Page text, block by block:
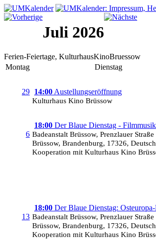
Juli 2026
Ferien-Feiertage, KulturhausKinoBruessow
Montag
Dienstag
29 14:00 Austellungseröffnung
Kulturhaus Kino Brüssow
6
18:00 Der Blaue Dienstag - Filmmusik
Badeanstalt Brüssow, Prenzlauer Straße
Brüssow, Brandenburg, 17326,
Kooperation mit Kulturhaus Kino
13
18:00 Der Blaue Dienstag:
Badeanstalt Brüssow, Prenzlauer Straße
Brüssow, Brandenburg, 17326,
Kooperation mit Kulturhaus Kino